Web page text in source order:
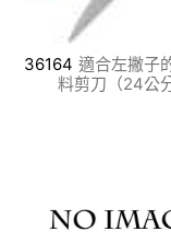
36164 適合左撇子
料剪刀（24公分